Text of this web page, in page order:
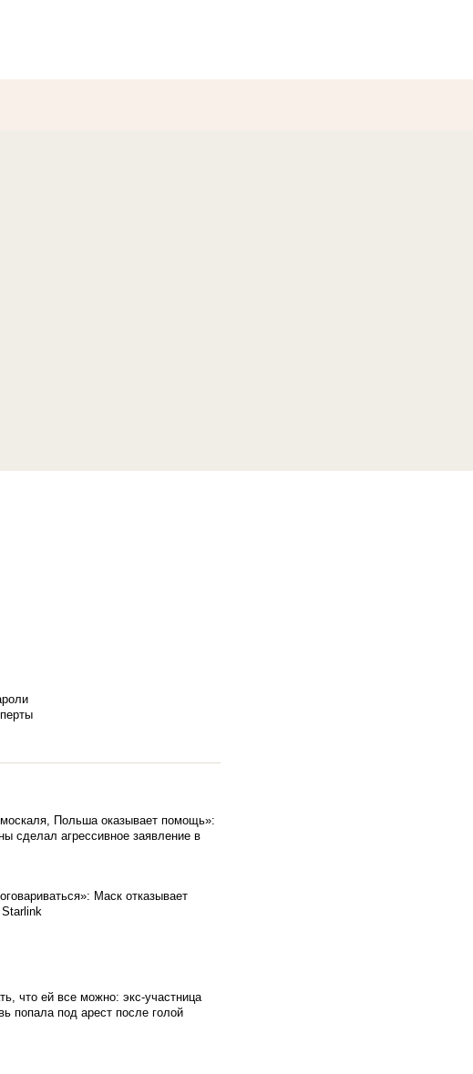
Польша оказывает помощь»:
сделал агрессивное заявление в
Маск отказывает
что ей все можно: экс-участница
попала под арест после голой